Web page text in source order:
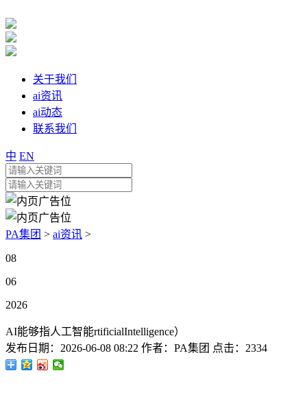
关于我们
ai资讯
ai动态
联系我们
中 EN
PA集团 > ai资讯 >
08
06
2026
AI能够指人工智能rtificialIntelligence）
发布日期： 2026-06-08 08:22 作者： PA集团 点击： 2334